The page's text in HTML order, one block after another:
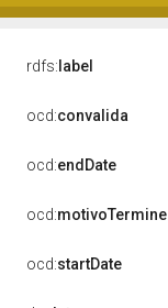
rdfs: label
ocd:convalida
ocd:endDate
ocd:motivoTermine
ocd:startDate